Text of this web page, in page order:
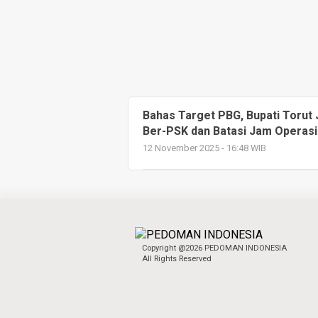
Bahas Target PBG, Bupati
Ber-PSK dan Batasi Jam
12 November 2025 - 16:48 WIB
Copyright @2026 PEDOMAN INDONESIA
All Rights Reserved